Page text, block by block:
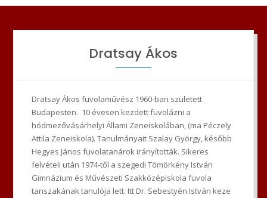
Dratsay Ákos
Dratsay Ákos fuvolaművész 1960-ban született
Budapesten. 10 évesen kezdett fuvolázni a
hódmezővásárhelyi Állami Zeneiskolában, (ma Péczely
Attila Zeneiskola). Tanulmányait Szalay György, később
Hegyes János fuvolatanárok irányították. Sikeres
felvételi után 1974-től a szegedi Tömörkény István
Gimnázium és Művészeti Szakközépiskola fuvola
tanszakának tanulója lett. Itt Dr. Sebestyén István keze